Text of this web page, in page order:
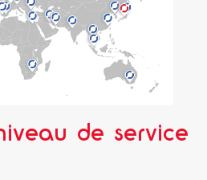
de service